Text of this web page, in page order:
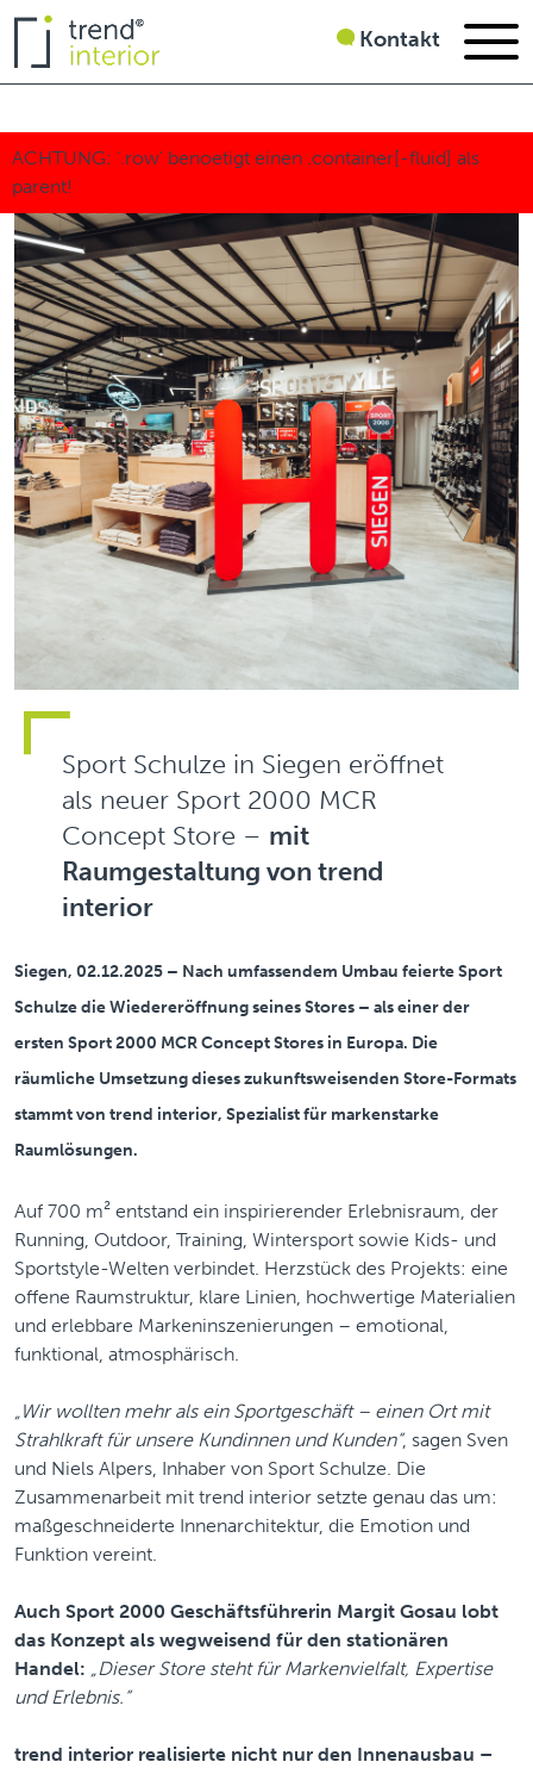
Kontakt
Sport Schulze in Siegen eröffnet
als neuer Sport 2000 MCR
Concept Store – mit
Raumgestaltung von trend
interior
Siegen, 02.12.2025 – Nach umfassendem Umbau feierte Sport
Schulze die Wiedereröffnung seines Stores – als einer der
ersten Sport 2000 MCR Concept Stores in Europa. Die
räumliche Umsetzung dieses zukunftsweisenden Store-Formats
stammt von trend interior, Spezialist für markenstarke
Raumlösungen.
Auf 700 m² entstand ein inspirierender Erlebnisraum, der
Running, Outdoor, Training, Wintersport sowie Kids- und
Sportstyle-Welten verbindet. Herzstück des Projekts: eine
offene Raumstruktur, klare Linien, hochwertige Materialien
und erlebbare Markeninszenierungen – emotional,
funktional, atmosphärisch.
„Wir wollten mehr als ein Sportgeschäft – einen Ort mit
Strahlkraft für unsere Kundinnen und Kunden“, sagen Sven
und Niels Alpers, Inhaber von Sport Schulze. Die
Zusammenarbeit mit trend interior setzte genau das um:
maßgeschneiderte Innenarchitektur, die Emotion und
Funktion vereint.
Auch Sport 2000 Geschäftsführerin Margit Gosau lobt
das Konzept als wegweisend für den stationären
Handel: „Dieser Store steht für Markenvielfalt, Expertise
und Erlebnis.“
trend interior realisierte nicht nur den Innenausbau –